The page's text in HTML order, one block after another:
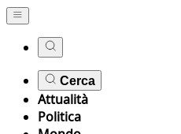
Cerca
Attualità
Politica